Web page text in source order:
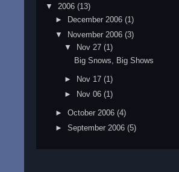
▼ 2006 (13)
►
December 2006 (1)
▼ November 2006 (3)
▼
Nov 27(1)
Big Snows, Big Shows
► Nov 17(1)
► Nov 06(1)
► October 2006 (4)
► September 2006 (5)